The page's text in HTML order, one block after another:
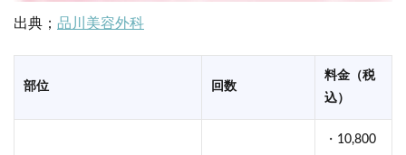
出典； 品川美容外科
部位 回数
料金（税
込）
・10,800